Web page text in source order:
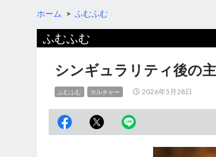
ホーム > ふむふむ
ふむふむ
シンギュラリティ後の
ふむふむ カルチャー 2026年5月28日